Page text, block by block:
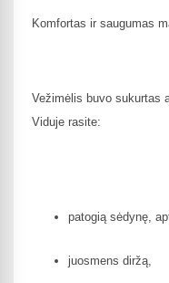
Komfortas ir saugumas
Vežimėlis buvo sukurtas
Viduje rasite:
patogią sėdynę,
juosmens diržą,